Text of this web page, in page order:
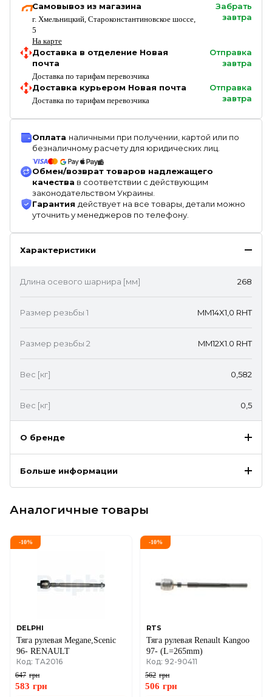
Самовывоз из магазина
г. Хмельницкий, Староконстантиновское шоссе,
5
На карте
Забрать
завтра
Доставка в отделение Новая
почта
Доставка по тарифам перевозчика
Отправка
завтра
Доставка курьером Новая почта
Доставка по тарифам перевозчика
Отправка
завтра
Оплата наличными при получении, картой или по
безналичному расчету для юридических лиц.
Обмен/возврат товаров надлежащего
качества в соответствии с действующим
законодательством Украины.
Гарантия действует на все товары, детали можно
уточнить у менеджеров по телефону.
Характеристики
Длина осевого шарнира [мм] 268
Размер резьбы 1 MM14X1,0 RHT
Размер резьбы 2 MM12X1.0 RHT
Вес [кг] 0,582
Вес [кг] 0,5
О бренде
Больше информации
Аналогичные товары
-10%
DELPHI
Тяга рулевая Megane,Scenic
96- RENAULT
Код: TA2016
647 грн
583 грн
-10%
RTS
Тяга рулевая Renault Kangoo
97- (L=265mm)
Код: 92-90411
562 грн
506 грн